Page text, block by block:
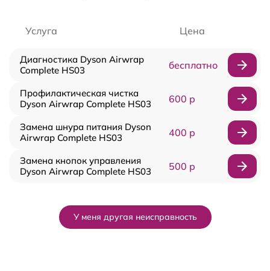
Услуга Цена
Диагностика Dyson Airwrap
Complete HS03
бесплатно
Профилактическая чистка
Dyson Airwrap Complete HS03
600 р
Замена шнура питания Dyson
Airwrap Complete HS03
400 р
Замена кнопок управления
Dyson Airwrap Complete HS03
500 р
У меня другая неисправность